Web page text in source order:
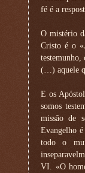
fé é a
O mistério
Cristo é o
testemunho,
(…) aquele
E os
somos
missão de
Evangelho
todo o
VI. «O